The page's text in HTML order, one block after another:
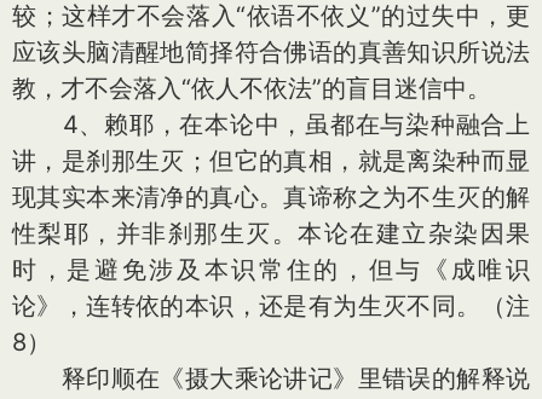
较；这样才不会落入“依语不依义”的过失中，更
应该头脑清醒地简择符合佛语的真善知识所说法
教，才不会落入“依人不依法”的盲目迷信中。
4、赖耶，在本论中，虽都在与染种融合上
讲，是刹那生灭；但它的真相，就是离染种而显
现其实本来清净的真心。真谛称之为不生灭的解
性梨耶，并非刹那生灭。本论在建立杂染因果
时，是避免涉及本识常住的，但与《成唯识
论》，连转依的本识，还是有为生灭不同。（注
8）
释印顺在《摄大乘论讲记》里错误的解释说